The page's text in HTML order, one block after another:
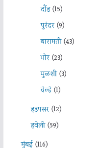
दौंड(15)
पुरंदर(9)
बारामती(43)
भोर(23)
मुळशी(3)
वेल्हे(1)
हडपसर(12)
हवेली(59)
मुंबई(116)